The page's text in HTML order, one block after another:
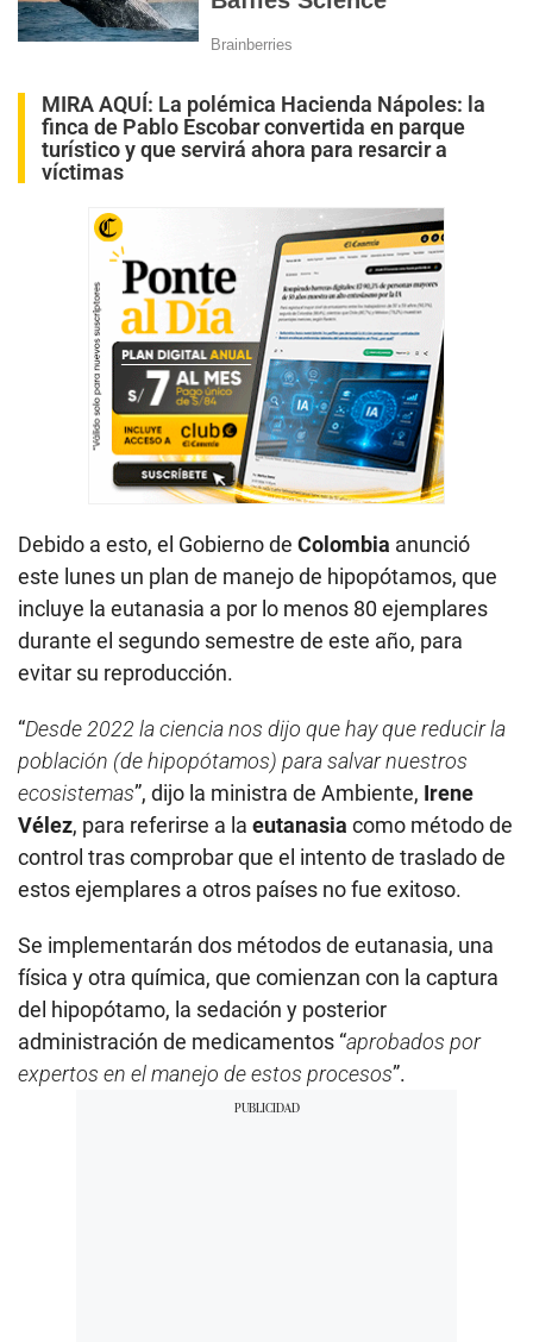
MIRA AQUÍ: La polémica Hacienda Nápoles: la
finca de Pablo Escobar convertida en parque
turístico y que servirá ahora para resarcir a
víctimas
Debido a esto, el Gobierno de Colombia anunció
este lunes un plan de manejo de hipopótamos, que
incluye la eutanasia a por lo menos 80 ejemplares
durante el segundo semestre de este año, para
evitar su reproducción.
“Desde 2022 la ciencia nos dijo que hay que reducir la
población (de hipopótamos) para salvar nuestros
ecosistemas”, dijo la ministra de Ambiente, Irene
Vélez, para referirse a la eutanasia como método de
control tras comprobar que el intento de traslado de
estos ejemplares a otros países no fue exitoso.
Se implementarán dos métodos de eutanasia, una
física y otra química, que comienzan con la captura
del hipopótamo, la sedación y posterior
administración de medicamentos “aprobados por
expertos en el manejo de estos procesos”.